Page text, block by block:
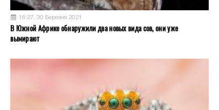
16:27, 30 Березня 2021
В Южной Африке обнаружили два новых вида сов, они уже
вымирают